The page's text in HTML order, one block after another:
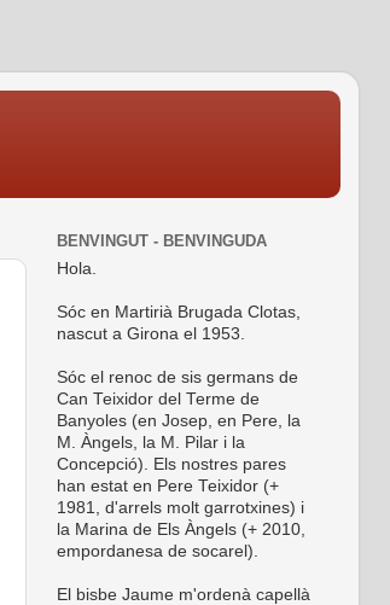
BENVINGUT - BENVINGUDA
Hola.
Sóc en Martirià Brugada Clotas,
nascut a Girona el 1953.
Sóc el renoc de sis germans de
Can Teixidor del Terme de
Banyoles (en Josep, en Pere, la
M. Àngels, la M. Pilar i la
Concepció). Els nostres pares
han estat en Pere Teixidor (+
1981, d'arrels molt garrotxines) i
la Marina de Els Àngels (+ 2010,
empordanesa de socarel).
El bisbe Jaume m'ordenà capellà